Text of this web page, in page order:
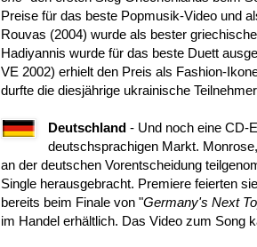
Preise für das beste Popmusik-Video und
Rouvas (2004) wurde als bester
Hadiyannis wurde für das beste Duett
VE 2002) erhielt den Preis als Fashion-
durfte die diesjährige ukrainische
Deutschland - Und noch eine CD-
deutschsprachigen Markt.
an der deutschen Vorentscheidung
Single herausgebracht. Premiere feierten
bereits beim Finale von "Germany's Next
im Handel erhältlich. Das Video zum Song